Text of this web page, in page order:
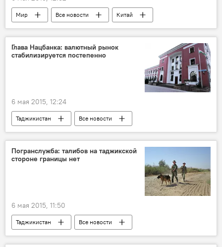
Мир Все новости
Китай
Правительство России
соглашение
сотрудничество
стратегическое партнерство
Глава Нацбанка: валютный рынок
стабилизируется постепенно
6 мая 2015, 12:24
Таджикистан
Все новости
Экономика
Нацбанк Таджикистана
банк
Погранслужба: талибов на таджикской
стороне границы нет
6 мая 2015, 11:50
Таджикистан
Все новости
Афганистан
Тахар
Кундуз